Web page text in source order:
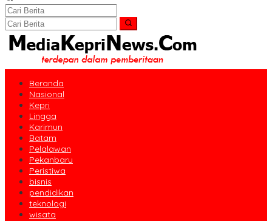
Beranda
Nasional
Kepri
Lingga
Karimun
Batam
Pelalawan
Pekanbaru
Peristiwa
bisnis
pendidikan
teknologi
wisata